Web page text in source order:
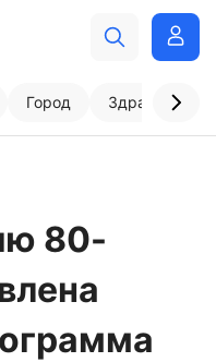
Город
80-